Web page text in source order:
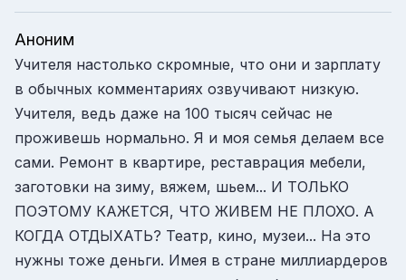
Аноним
Учителя настолько скромные, что они и зарплату
в обычных комментариях озвучивают низкую.
Учителя, ведь даже на 100 тысяч сейчас не
проживешь нормально. Я и моя семья делаем все
сами. Ремонт в квартире, реставрация мебели,
заготовки на зиму, вяжем, шьем... И ТОЛЬКО
ПОЭТОМУ КАЖЕТСЯ, ЧТО ЖИВЕМ НЕ ПЛОХО. А
КОГДА ОТДЫХАТЬ? Театр, кино, музеи... На это
нужны тоже деньги. Имея в стране миллиардеров